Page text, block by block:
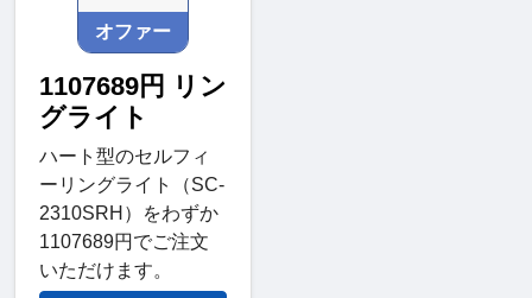
オファー
1107689円 リン
グライト
ハート型のセルフィ
ーリングライト（SC-
2310SRH）をわずか
1107689円でご注文
いただけます。